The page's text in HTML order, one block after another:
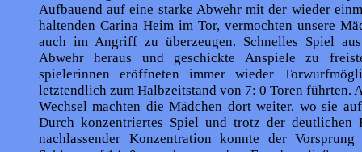
Aufbauend auf eine starke Abwehr mit der wieder
haltenden Carina Heim im Tor, vermochten unsere
auch im Angriff zu überzeugen. Schnelles Spiel
Abwehr heraus und geschickte Anspiele zu
spielerinnen eröffneten immer wieder
letztendlich zum Halbzeitstand von 7: 0 Toren führten.
Wechsel machten die Mädchen dort weiter, wo sie
Durch konzentriertes Spiel und trotz der deutlichen
nachlassen­der Konzentration konnte der